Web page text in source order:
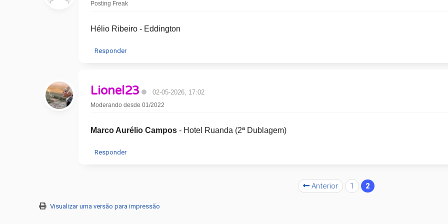
Posting Freak
Hélio Ribeiro - Eddington
Responder
Lionel23 02-05-2026, 17:02
Moderando desde 01/2022
Marco Aurélio Campos - Hotel Ruanda (2ª Dublagem)
Responder
Anterior 1 2
Visualizar uma versão para impressão